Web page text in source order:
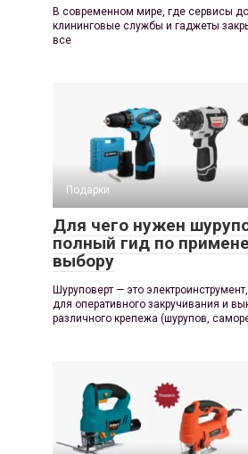
В современном мире, где сервисы
клининговые службы и гаджеты
все
Подарки
Для чего нужен
полный гид по
выбору
Шуруповерт — это
для оперативного закручивания и
различного крепежа (шурупов,